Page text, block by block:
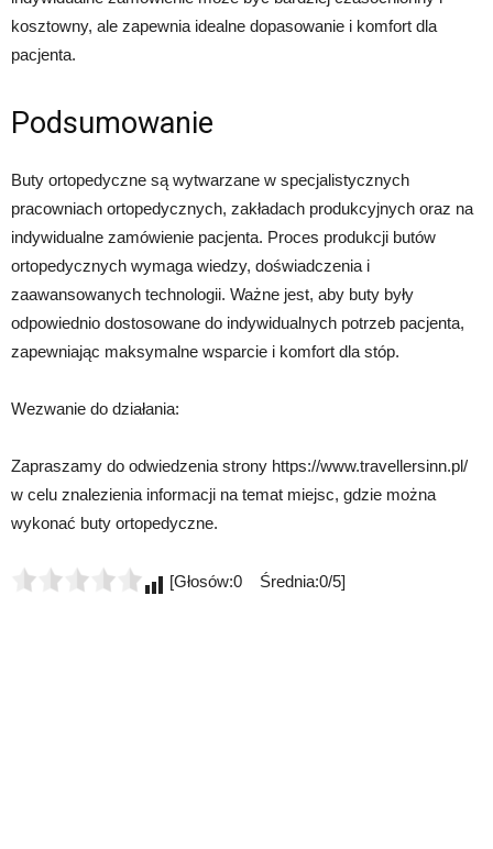
kosztowny, ale zapewnia idealne dopasowanie i komfort dla
pacjenta.
Podsumowanie
Buty ortopedyczne są wytwarzane w specjalistycznych
pracowniach ortopedycznych, zakładach produkcyjnych oraz na
indywidualne zamówienie pacjenta. Proces produkcji butów
ortopedycznych wymaga wiedzy, doświadczenia i
zaawansowanych technologii. Ważne jest, aby buty były
odpowiednio dostosowane do indywidualnych potrzeb pacjenta,
zapewniając maksymalne wsparcie i komfort dla stóp.
Wezwanie do działania:
Zapraszamy do odwiedzenia strony https://www.travellersinn.pl/
w celu znalezienia informacji na temat miejsc, gdzie można
wykonać buty ortopedyczne.
[Głosów:0 Średnia:0/5]